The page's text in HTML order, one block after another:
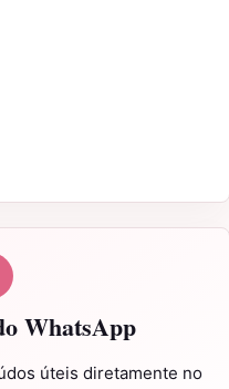
WhatsApp
úteis diretamente no